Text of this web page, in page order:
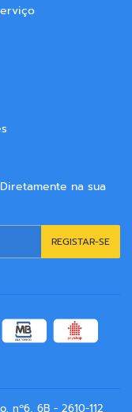
na sua
REGISTAR-SE
nº6, 6B - 2610-112